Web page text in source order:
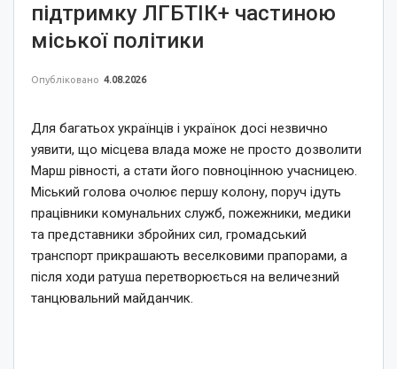
підтримку ЛГБТІК+ частиною
міської політики
Опубліковано 4.08.2026
Для багатьох українців і українок досі незвично
уявити, що місцева влада може не просто дозволити
Марш рівності, а стати його повноцінною учасницею.
Міський голова очолює першу колону, поруч ідуть
працівники комунальних служб, пожежники, медики
та представники збройних сил, громадський
транспорт прикрашають веселковими прапорами, а
після ходи ратуша перетворюється на величезний
танцювальний майданчик.